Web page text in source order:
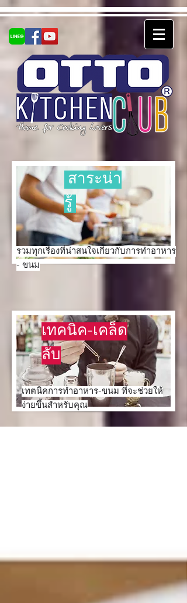
รวมทุกเรื่องที่น่าสนใจเกี่ยวกับการทำอาหาร
- ขนม
สาระน่า
รู้
เทตนิคการทำอาหาร-ขนม ที่จะช่วยให้
ง่ายขึ้นสำหรับคุณ
เทคนิค-เคล็ด
ลับ